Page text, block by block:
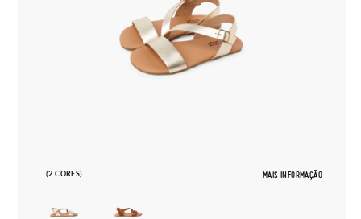
(2 CORES) MAIS INFORMAÇÃO